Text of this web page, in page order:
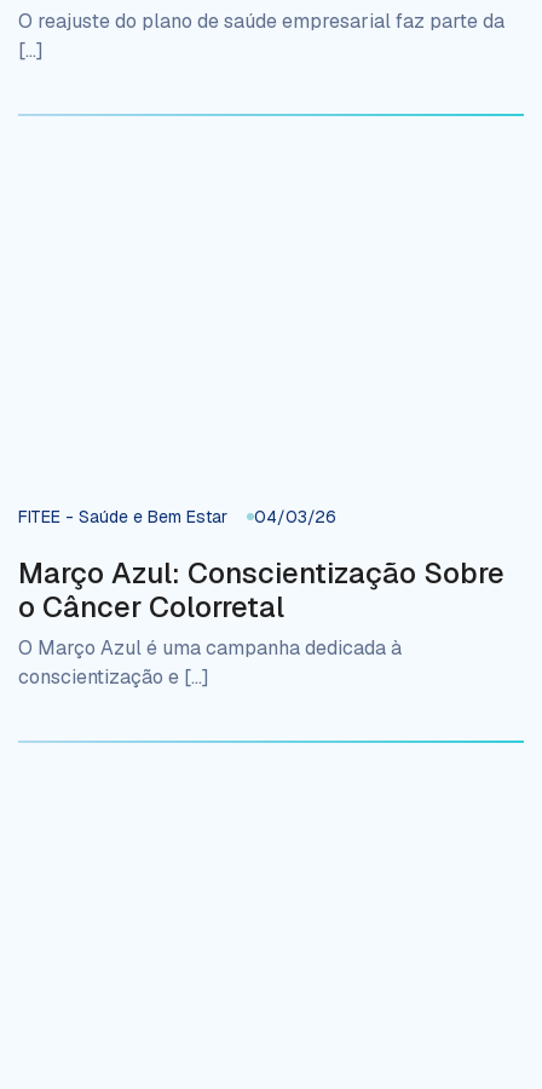
O reajuste do plano de saúde empresarial faz parte da
[…]
FITEE - Saúde e Bem Estar 04/03/26
Março Azul: Conscientização Sobre
o Câncer Colorretal
O Março Azul é uma campanha dedicada à
conscientização e […]